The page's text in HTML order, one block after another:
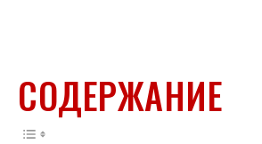
СОДЕРЖАНИЕ